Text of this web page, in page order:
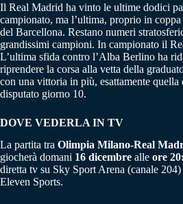
Il Real Madrid ha vinto le ultime dodici
campionato, ma l’ultima, proprio in
del Barcellona. Restano numeri
grandissimi campioni. In campionato il
L’ultima sfida contro l’Alba Berlino ha
riprendere la corsa alla vetta della
con una vittoria in più, esattamente
disputato giorno 10.
DOVE VEDERLA IN TV
La partita tra Olimpia Milano-Real
giocherà domani 16 dicembre alle ore
diretta tv su Sky Sport Arena (canale
Eleven Sports.